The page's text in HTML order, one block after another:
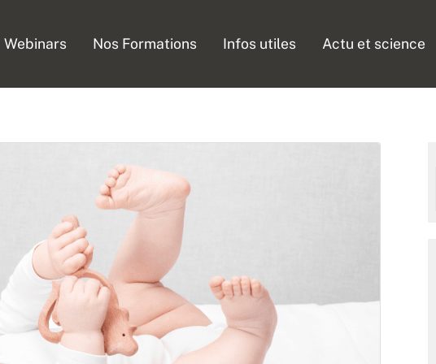
Webinars Nos Formations Infos utiles Actu et science